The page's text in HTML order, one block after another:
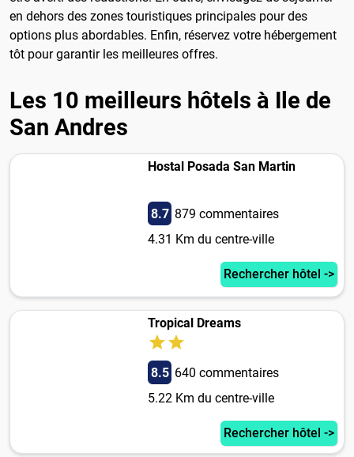
en dehors des zones touristiques principales pour des
options plus abordables. Enfin, réservez votre hébergement
tôt pour garantir les meilleures offres.
Les 10 meilleurs hôtels à Ile de
San Andres
Hostal Posada San Martin
8.7 879 commentaires
4.31 Km du centre-ville
Rechercher hôtel ->
Tropical Dreams
8.5 640 commentaires
5.22 Km du centre-ville
Rechercher hôtel ->